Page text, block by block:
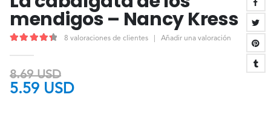
mendigos – Nancy Kress
8 valoraciones de clientes Añadir una valoración
8.69USD
5.59 USD